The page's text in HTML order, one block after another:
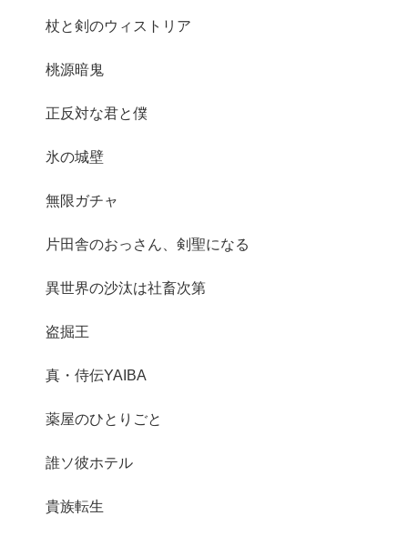
杖と剣のウィストリア
桃源暗鬼
正反対な君と僕
氷の城壁
無限ガチャ
片田舎のおっさん、剣聖になる
異世界の沙汰は社畜次第
盗掘王
真・侍伝YAIBA
薬屋のひとりごと
誰ソ彼ホテル
貴族転生